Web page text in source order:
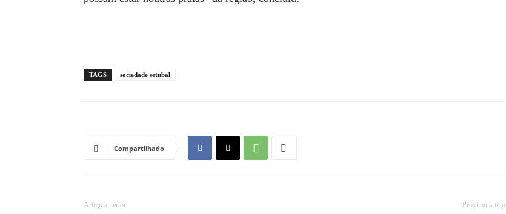
TAGS sociedade setubal
Compartilhado
Artigo anterior Próximo artigo